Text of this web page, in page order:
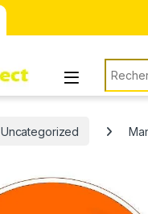
Uncategorized